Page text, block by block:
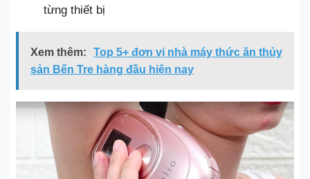
từng thiết bị
Xem thêm:
Top 5+ đơn vị nhà máy thức ăn thủy
sản Bến Tre hàng đầu hiện nay